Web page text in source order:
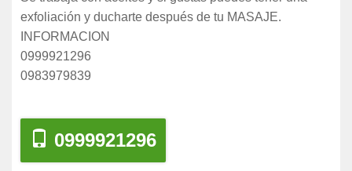
exfoliación y ducharte después de tu MASAJE.
INFORMACION
0999921296
0983979839
0999921296